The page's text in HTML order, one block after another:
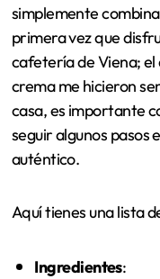
simplemente
primera vez que
cafetería de Viena; el
crema me hicieron
casa, es importante
seguir algunos pasos
auténtico.
Aquí tienes una lista
Ingredientes: